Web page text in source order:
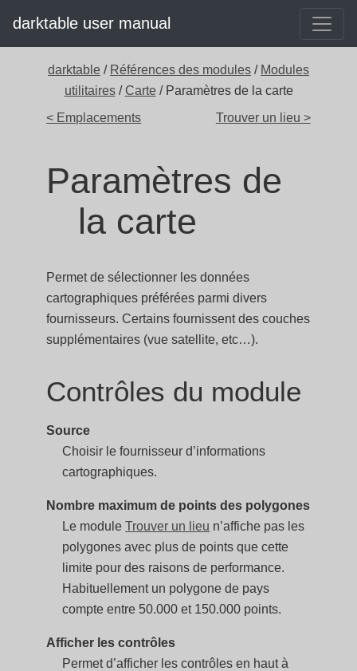
darktable user manual
darktable / Références des modules / Modules
utilitaires/ Carte / Paramètres de la carte
< Emplacements
Trouver un lieu >
Paramètres de
la carte
Permet de sélectionner les données
cartographiques préférées parmi divers
fournisseurs. Certains fournissent des couches
supplémentaires (vue satellite, etc…).
Contrôles du module
Source
Choisir le fournisseur d’informations
cartographiques.
Nombre maximum de points des polygones
Le moduleTrouver un lieu n’affiche pas les
polygones avec plus de points que cette
limite pour des raisons de performance.
Habituellement un polygone de pays
compte entre 50.000 et 150.000 points.
Afficher les contrôles
Permet d’afficher les contrôles en haut à